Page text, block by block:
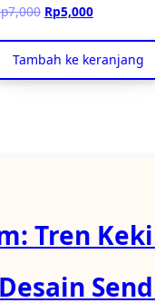
7,000 Harga
adalah:
Rp7,000.
Rp5,000Harga
ini
adalah:
Rp5,000.
Tambah ke keranjang
Tren